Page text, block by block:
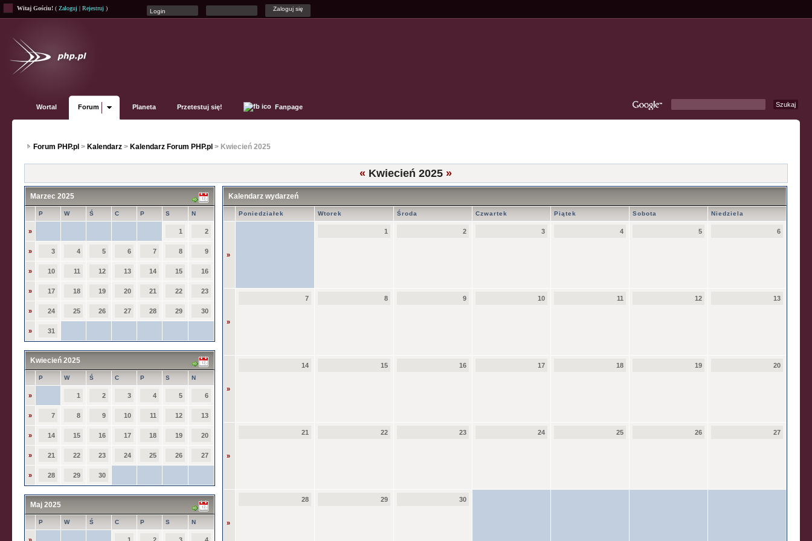
Witaj Gościu! ( Zaloguj | Rejestruj )
Wortal Forum Planeta Przetestuj się! Fanpage
Forum PHP.pl > Kalendarz > Kalendarz Forum PHP.pl > Kwiecień 2025
« Kwiecień 2025 »
Marzec 2025
P W Ś C P S N
» 1 2
» 3 4 5 6 7 8 9
» 10 11 12 13 14 15 16
» 17 18 19 20 21 22 23
» 24 25 26 27 28 29 30
» 31
Kwiecień 2025
P W Ś C P S N
» 1 2 3 4 5 6
» 7 8 9 10 11 12 13
» 14 15 16 17 18 19 20
» 21 22 23 24 25 26 27
» 28 29 30
Maj 2025
P W Ś C P S N
Kalendarz wydarzeń
Poniedziałek Wtorek Środa Czwartek Piątek Sobota Niedziela
»
1 2 3 4 5 6
»
7 8 9 10 11 12 13
»
14 15 16 17 18 19 20
»
21 22 23 24 25 26 27
»
28 29 30